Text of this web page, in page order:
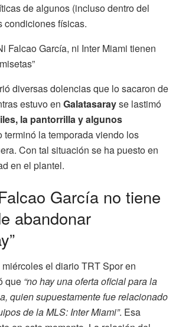
de algunos (incluso dentro del
condiciones físicas.
Falcao García, ni Inter Miami tienen
diversas dolencias que lo sacaron de
estuvo en Galatasarayse lastimó
la pantorrilla y algunos
terminó la temporada viendo los
Con tal situación se ha puesto en
en el plantel.
García no tiene
abandonar
el diario TRT Spor en
que “no hay una oferta oficial para la
quien supuestamente fue relacionado
de la MLS: Inter Miami”. Esa